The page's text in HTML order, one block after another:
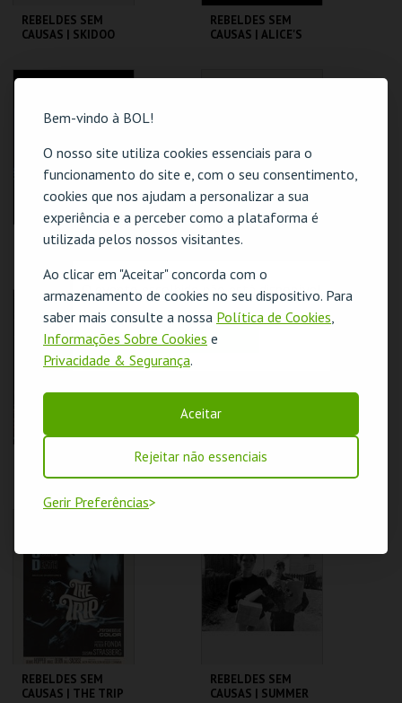
Bem-vindo à BOL!
O nosso site utiliza cookies essenciais para o
funcionamento do site e, com o seu consentimento,
cookies que nos ajudam a personalizar a sua
experiência e a perceber como a plataforma é
utilizada pelos nossos visitantes.
Ao clicar em "Aceitar" concorda com o
armazenamento de cookies no seu dispositivo. Para
saber mais consulte a nossa Política de Cookies
Informações Sobre Cookies e
Privacidade & Segurança.
Aceitar
Rejeitar não essenciais
Gerir Preferências
REBELDES SEM
CAUSAS | SKIDOO
CINEMATECA
COMPRAR
REBELDES SEM
CAUSAS | ALICE'S
CINEMATECA
COMPRAR
REBELDES SEM
CINEMATECA
MAIS INFO
COMPRAR
REBELDES SEM
PICTURE SHOW
CINEMATECA
COMPRAR
CAUSAS |
FEVER
MAIS INFO
COMPRAR
REBELDES SEM
CAUSAS | TAKING
MAIS INFO
COMPRAR
REBELDES SEM
CAUSAS | THE TRIP
REBELDES SEM
CAUSAS | SUMMER
O evento escolhido não está disponível
OK